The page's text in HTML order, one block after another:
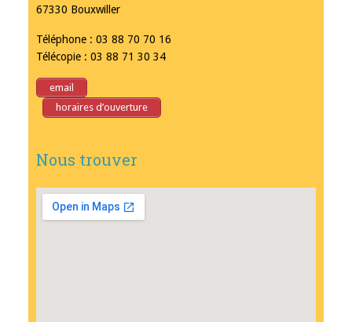
67330 Bouxwiller
Téléphone : 03 88 70 70 16
Télécopie : 03 88 71 30 34
email
horaires d’ouverture
Nous trouver